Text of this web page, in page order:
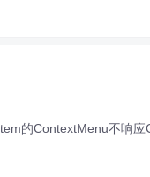
的ContextMenu不响